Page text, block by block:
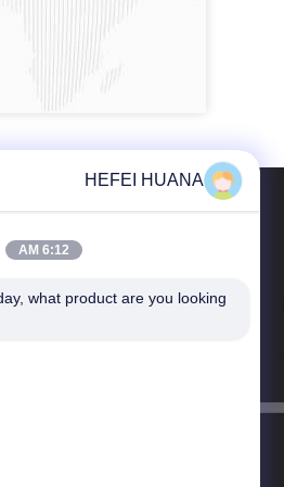
تلفن：86-157-5542-6646
HEFEI HUANA
6:12 AM
what product are you looking